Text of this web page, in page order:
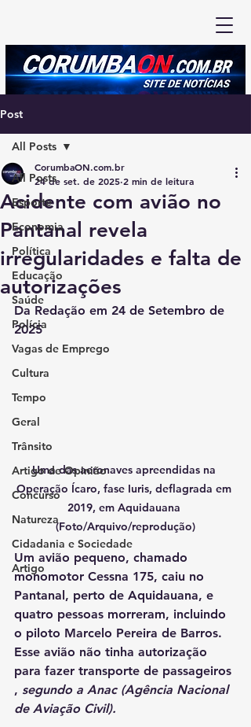
Post
All Posts
Esporte
Economia
Política
Educação
Saúde
Polícia
Vagas de Emprego
Cultura
Tempo
Geral
Trânsito
Artigo de Opinião
Concurso
Natureza
Cidadania e Sociedade
Artigo
All Posts
Acidente com avião no
Pantanal revela
irregularidades e falta de
autorizações
CorumbaON.com.br
24 de set. de 2025 2 min de leitura
Da Redação em 24 de Setembro de
2025
Uma das aeronaves apreendidas na
Operação Ícaro, fase Iuris, deflagrada em
2019, em Aquidauana
(Foto/Arquivo/reprodução)
Um avião pequeno, chamado
monomotor Cessna 175, caiu no
Pantanal, perto de Aquidauana, e
quatro pessoas morreram, incluindo
o piloto Marcelo Pereira de Barros.
Esse avião não tinha autorização
para fazer transporte de passageiros
, segundo a Anac (Agência Nacional
de Aviação Civil).